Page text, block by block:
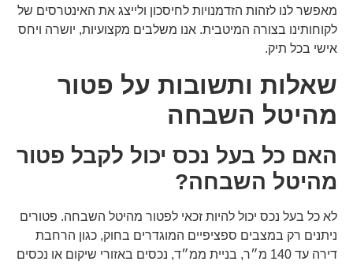
מאפשר לנו לזהות הזדמנויות לחיסכון ולייצג את האינטרסים של
לקוחותינו בצורה המיטבית. אנו משלבים מקצועיות, יושרה ויחס
אישי בכל תיק.
שאלות ותשובות על פטור
מהיטל השבחה
האם כל בעל נכס יכול לקבל פטור
מהיטל השבחה?
לא כל בעל נכס יכול להיות זכאי לפטור מהיטל השבחה. פטורים
ניתנים רק במצבים ספציפיים המוגדרים בחוק, כגון הרחבת
דירה עד 140 מ״ר, בניית ממ״ד, נכסים באזורי שיקום או נכסים